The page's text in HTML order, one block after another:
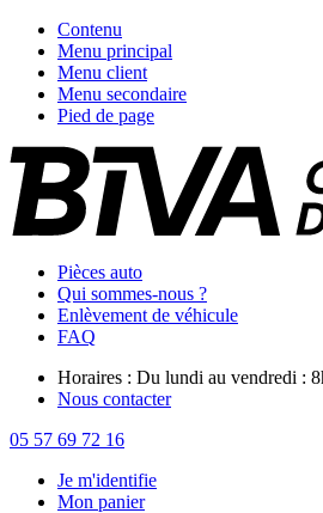
Contenu
Menu principal
Menu client
Menu secondaire
Pied de page
Pièces auto
Qui sommes-nous ?
Enlèvement de véhicule
FAQ
Horaires : Du lundi au vendredi :
Nous contacter
05 57 69 72 16
Je m'identifie
Mon panier